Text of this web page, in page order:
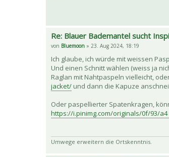
Re: Blauer Bademantel sucht
von Bluemoon » 23. Aug 2024, 18:19
Ich glaube, ich würde mit weissen
Und einen Schnitt wählen (weiss ja
Raglan mit Nahtpaspeln vielleicht,
jacket/ und dann die Kapuze
Oder paspellierter Spatenkragen,
https://i.pinimg.com/originals/0f/93/a4
Umwege erweitern die Ortskenntnis.